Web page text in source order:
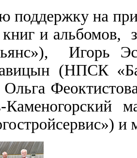
поддержку на
книг и альбомов,
Игорь
(НПСК
и